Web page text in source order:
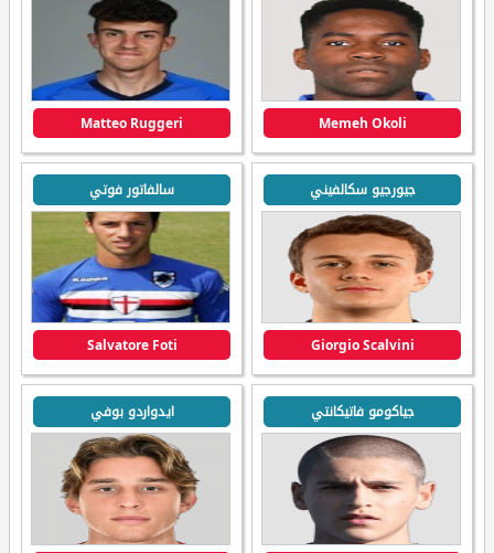
Memeh Okoli
Matteo Ruggeri
جيورجيو سكالفيني
Giorgio Scalvini
سالفاتور فوتي
Salvatore Foti
جياكومو فاتيكانتي ايدواردو بوفي